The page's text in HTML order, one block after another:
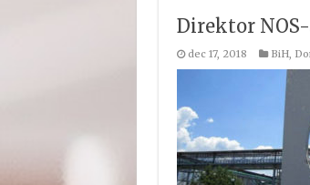
Direktor
dec 17, 2018 BiH,